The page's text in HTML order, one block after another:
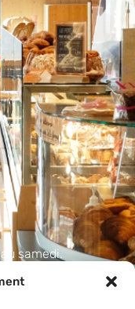
samedi.​